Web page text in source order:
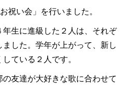
祝い会」を行いました。
生に進級した２人は、それぞ
した。学年が上がって、新し
ている２人です。
友達が大好きな歌に合わせて